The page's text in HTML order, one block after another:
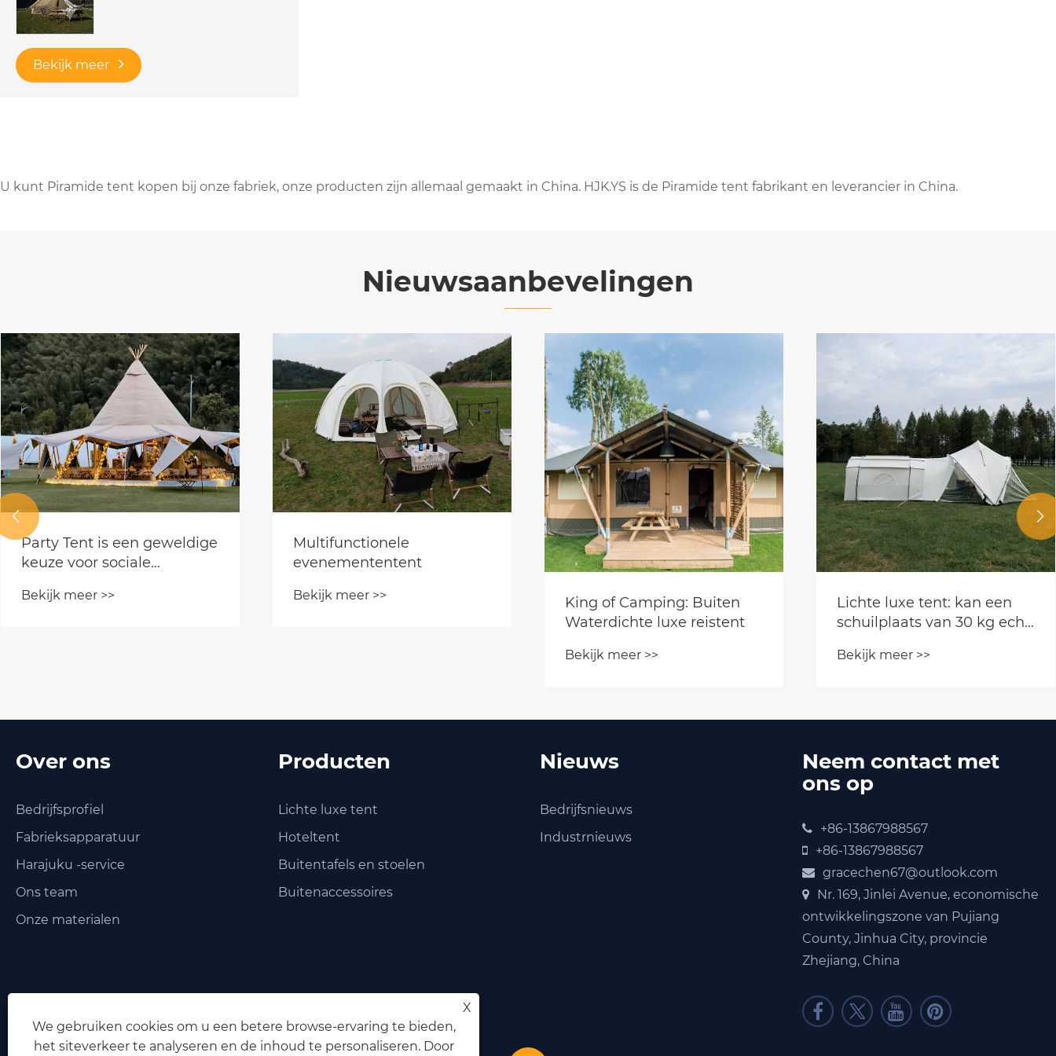
Bekijk meer
U kunt Piramide tent kopen bij onze fabriek, onze producten zijn allemaal gemaakt in China. HJK.YS is de Piramide tent fabrikant en leverancier in China.
Nieuwsaanbevelingen
Party Tent is een geweldige
keuze voor sociale
Bekijk meer >>
Multifunctionele
evenemententent
Bekijk meer >>
King of Camping: Buiten
Waterdichte luxe reistent
Bekijk meer >>
Lichte luxe tent: kan een
schuilplaats van 30 kg echt
glampingcomfort en
Bekijk meer >>
 
Over ons
Bedrijfsprofiel
Fabrieksapparatuur
Harajuku -service
Ons team
Onze materialen
Producten
Lichte luxe tent
Hoteltent
Buitentafels en stoelen
Buitenaccessoires
Nieuws
Bedrijfsnieuws
Industrnieuws
Neem contact met
ons op
+86-13867988567
+86-13867988567
gracechen67@outlook.com
Nr. 169, Jinlei Avenue, economische
ontwikkelingszone van Pujiang
County, Jinhua City, provincie
Zhejiang, China
X
We gebruiken cookies om u een betere browse-ervaring te bieden,
het siteverkeer te analyseren en de inhoud te personaliseren. Door